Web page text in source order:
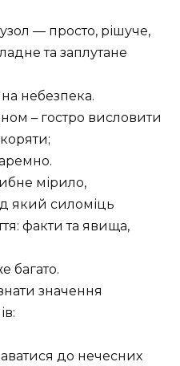
— просто, рішуче,
та заплутане
небезпека.
– гостро висловити
мірило,
який силоміць
факти та явища,
багато.
значення
до нечесних